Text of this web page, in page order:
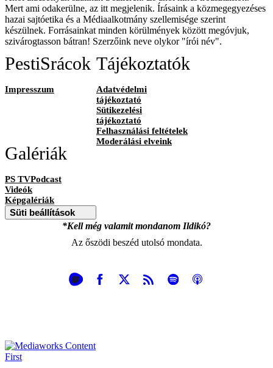
Mert ami odakerülne, az itt megjelenik. Írásaink a közmegegyezéses
hazai sajtóetika és a Médiaalkotmány szellemisége szerint
készülnek. Forrásainkat minden körülmények között megóvjuk,
szivárogtasson bátran! Szerzőink neve olykor "írói név".
PestiSrácok
Impresszum
Tájékoztatók
Adatvédelmi
tájékoztató
Sütikezelési
tájékoztató
Felhasználási feltételek
Moderálási elveink
Galériák
PS TVPodcast
Videók
Képgalériák
Süti beállítások
*Kell még valamit mondanom Ildikó?
Az őszödi beszéd utolsó mondata.